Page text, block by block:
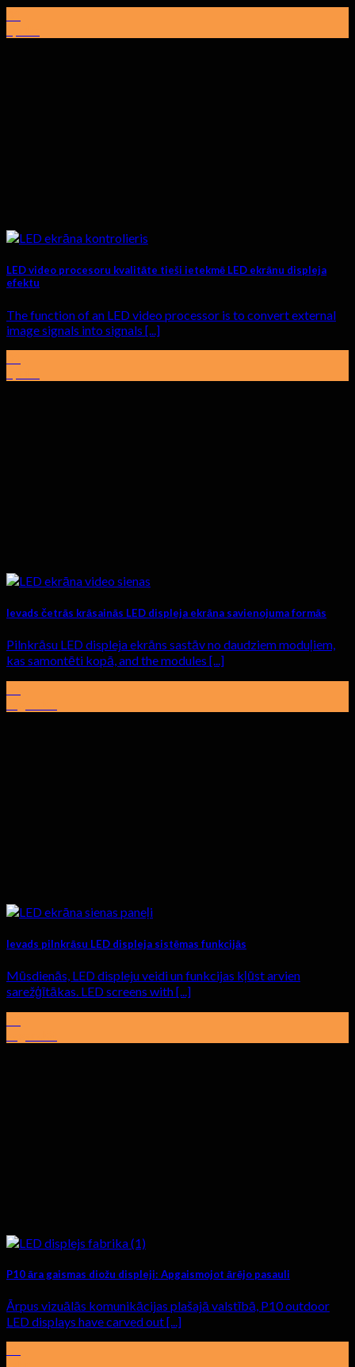
LED video procesoru kvalitāte tieši ietekmē LED ekrānu displeja
efektu
The function of an LED video processor is to convert external
image signals into signals [...]
Ievads četrās krāsainās LED displeja ekrāna savienojuma formās
Pilnkrāsu LED displeja ekrāns sastāv no daudziem moduļiem,
kas samontēti kopā,and the modules [...]
Ievads pilnkrāsu LED displeja sistēmas funkcijās
Mūsdienās, LED displeju veidi un funkcijas kļūst arvien
sarežģītākas. LED screens with[...]
P10 āra gaismas diožu displeji: Apgaismojot ārējo pasauli
Ārpus vizuālās komunikācijas plašajā valstībā, P10 outdoor
LED displays have carved out[...]